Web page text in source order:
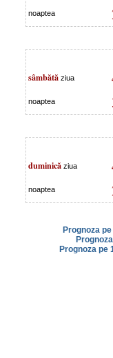
noaptea
sâmbătă ziua
noaptea
duminică ziua
noaptea
Prognoza
Prognoza pe